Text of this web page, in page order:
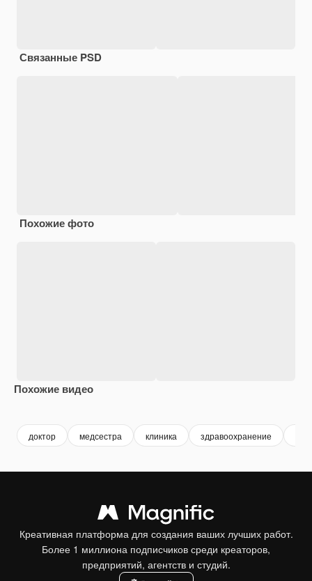
Связанные PSD
Похожие фото
Похожие видео
доктор медсестра клиника здравоохранение
Креативная платформа для создания ваших лучших работ.
Более 1 миллиона подписчиков среди креаторов,
предприятий, агентств и студий.